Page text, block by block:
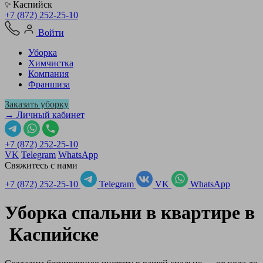
Каспийск
+7 (872) 252-25-10
Войти
Уборка
Химчистка
Компания
Франшиза
Заказать уборку
→ Личный кабинет
+7 (872) 252-25-10
VK Telegram WhatsApp
Свяжитесь с нами
+7 (872) 252-25-10
Telegram VK WhatsApp
Уборка спальни в квартире в
Каспийске